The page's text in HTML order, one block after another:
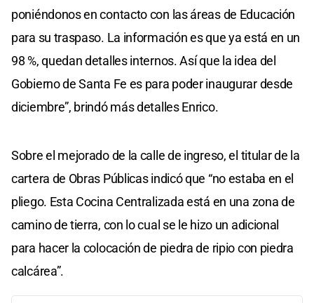
poniéndonos en contacto con las áreas de Educación
para su traspaso. La información es que ya está en un
98 %, quedan detalles internos. Así que la idea del
Gobierno de Santa Fe es para poder inaugurar desde
diciembre”, brindó más detalles Enrico.
Sobre el mejorado de la calle de ingreso, el titular de la
cartera de Obras Públicas indicó que “no estaba en el
pliego. Esta Cocina Centralizada está en una zona de
camino de tierra, con lo cual se le hizo un adicional
para hacer la colocación de piedra de ripio con piedra
calcárea”.